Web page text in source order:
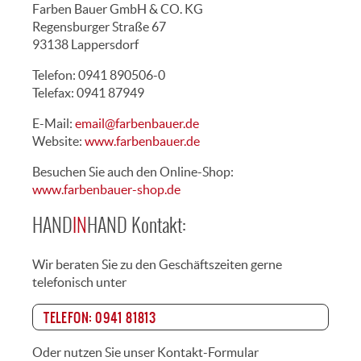
Farben Bauer GmbH & CO. KG
Regensburger Straße 67
93138 Lappersdorf
Telefon: 0941 890506-0
Telefax: 0941 87949
E-Mail: email@farbenbauer.de
Website: www.farbenbauer.de
Besuchen Sie auch den Online-Shop:
www.farbenbauer-shop.de
HANDINHAND Kontakt:
Wir beraten Sie zu den Geschäftszeiten gerne
telefonisch unter
TELEFON: 0941 81813
Oder nutzen Sie unser Kontakt-Formular